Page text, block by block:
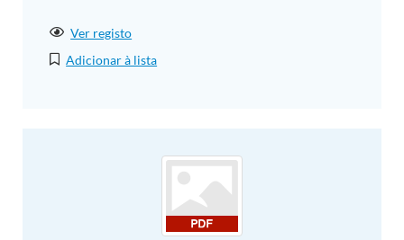
Ver registo
Adicionar à lista